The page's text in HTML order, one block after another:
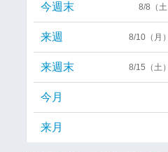
今週末 8/8（土
来週 8/10（月
来週末 8/15（土
今月
来月